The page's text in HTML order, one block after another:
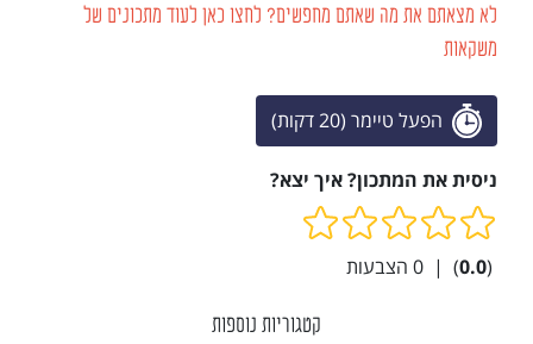
לא מצאתם את מה שאתם מחפשים? לחצו כאן לעוד מתכונים של
משקאות
הפעל טיימר (20 דקות)
ניסית את המתכון? איך יצא?
(
0.0
)
|
0 הצבעות
קטגוריות נוספות